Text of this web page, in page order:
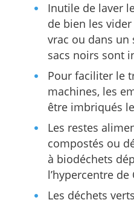
Inutile de laver
de bien les
vrac ou dans un
sacs noirs sont
Pour faciliter le
machines, les
être imbriqués
Les restes
compostés ou
à biodéchets
l’hypercentre de
Les déchets